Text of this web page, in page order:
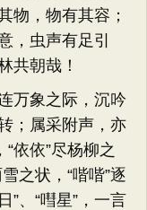
物，物有其容；
，虫声有足引
共朝哉！
象之际，沉吟
；属采附声，亦
依依”尽杨柳之
之状，“喈喈”逐
”、“嘒星”，一言